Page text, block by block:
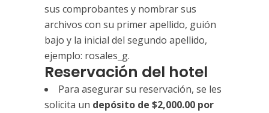
sus comprobantes y nombrar sus
archivos con su primer apellido, guión
bajo y la inicial del segundo apellido,
ejemplo: rosales_g.
Reservación del hotel
Para asegurar su reservación, se les
solicita un depósito de $2,000.00 por